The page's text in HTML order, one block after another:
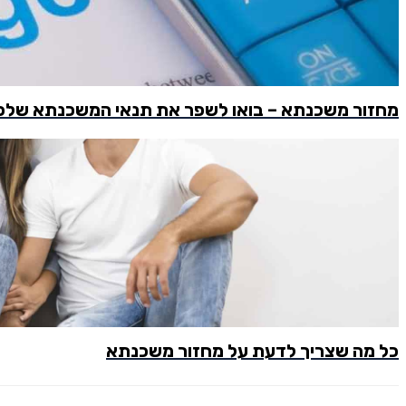
מחזור משכנתא – בואו לשפר את תנאי המשכנתא
כל מה שצריך לדעת על מחזור משכנתא